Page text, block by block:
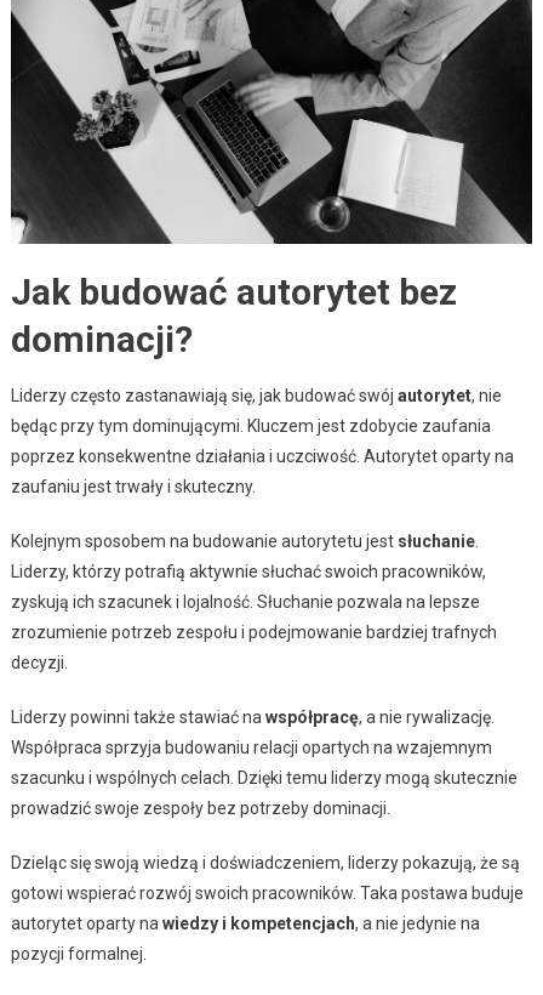
Jak budować autorytet bez
dominacji?
Liderzy często zastanawiają się, jak budować swój autorytet, nie
będąc przy tym dominującymi. Kluczem jest zdobycie zaufania
poprzez konsekwentne działania i uczciwość. Autorytet oparty na
zaufaniu jest trwały i skuteczny.
Kolejnym sposobem na budowanie autorytetu jest słuchanie.
Liderzy, którzy potrafią aktywnie słuchać swoich pracowników,
zyskują ich szacunek i lojalność. Słuchanie pozwala na lepsze
zrozumienie potrzeb zespołu i podejmowanie bardziej trafnych
decyzji.
Liderzy powinni także stawiać nawspółpracę, a nie rywalizację.
Współpraca sprzyja budowaniu relacji opartych na wzajemnym
szacunku i wspólnych celach. Dzięki temu liderzy mogą skutecznie
prowadzić swoje zespoły bez potrzeby dominacji.
Dzieląc się swoją wiedzą i doświadczeniem, liderzy pokazują, że są
gotowi wspierać rozwój swoich pracowników. Taka postawa buduje
autorytet oparty nawiedzy i kompetencjach, a nie jedynie na
pozycji formalnej.